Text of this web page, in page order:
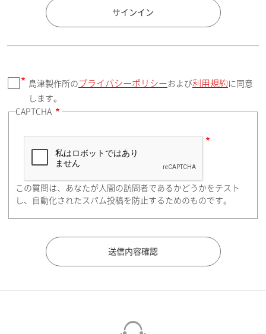
国 / エリア
郵便番号（勤務先）
住所検索
都道府県（勤務先）
サインイン
島津製作所の プライバシーポリシーおよび利用規約 に同意
します。
CAPTCHA
この質問は、あなたが人間の訪問者であるかどうかをテスト
し、自動化されたスパム投稿を防止するためのものです。